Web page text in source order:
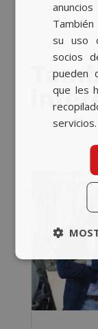
su uso
socios
pueden
que les
servicios.